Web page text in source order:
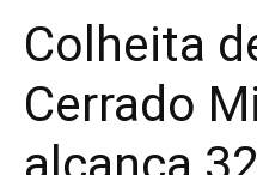
Colheita
Cerrado